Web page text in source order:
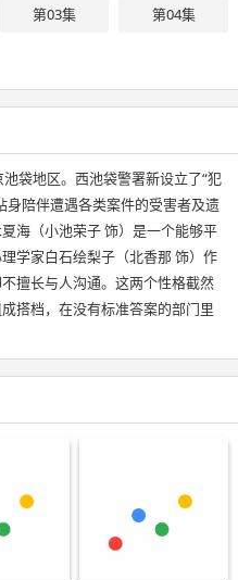
第03集 第04集
袋地区。西池袋警署新设立了“犯
身陪伴遭遇各类案件的受害者及遗
海（小池荣子 饰）是一个能够平
学家白石绘梨子（北香那 饰）作
擅长与人沟通。这两个性格截然
搭档，在没有标准答案的部门里